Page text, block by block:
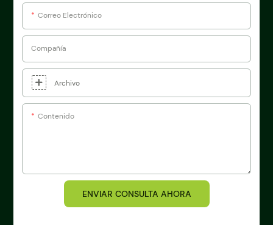
Correo Electrónico
Compañía
Archivo
Contenido
ENVIAR CONSULTA AHORA